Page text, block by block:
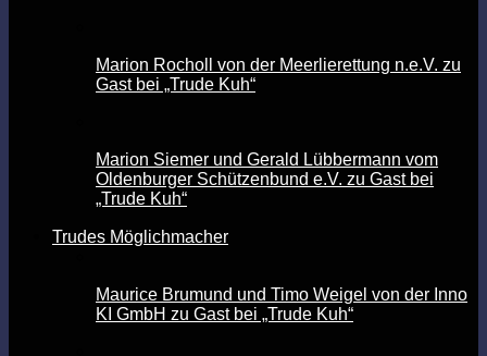
Marion Rocholl von der Meerlierettung n.e.V. zu
Gast bei „Trude Kuh“
Marion Siemer und Gerald Lübbermann vom
Oldenburger Schützenbund e.V. zu Gast bei
„Trude Kuh“
Trudes Möglichmacher
Maurice Brumund und Timo Weigel von der Inno
KI GmbH zu Gast bei „Trude Kuh“